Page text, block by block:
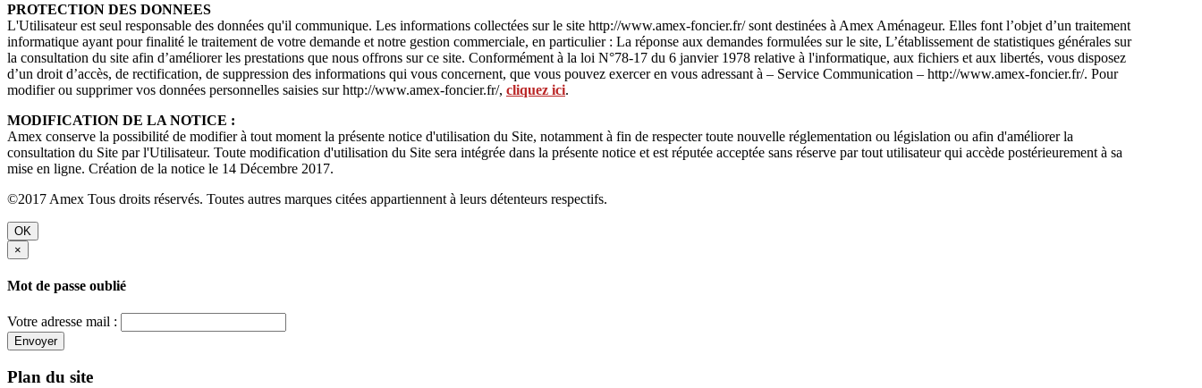
PROTECTION DES DONNEES
L'Utilisateur est seul responsable des données qu'il communique. Les informations collectées sur le site http://www.amex-foncier.fr/ sont destinées à Amex Aménageur. Elles font l’objet d’un traitement
informatique ayant pour finalité le traitement de votre demande et notre gestion commerciale, en particulier : La réponse aux demandes formulées sur le site, L’établissement de statistiques générales sur
la consultation du site afin d’améliorer les prestations que nous offrons sur ce site. Conformément à la loi N°78-17 du 6 janvier 1978 relative à l'informatique, aux fichiers et aux libertés, vous disposez
d’un droit d’accès, de rectification, de suppression des informations qui vous concernent, que vous pouvez exercer en vous adressant à – Service Communication – http://www.amex-foncier.fr/. Pour
modifier ou supprimer vos données personnelles saisies sur http://www.amex-foncier.fr/, cliquez ici.
MODIFICATION DE LA NOTICE :
Amex conserve la possibilité de modifier à tout moment la présente notice d'utilisation du Site, notamment à fin de respecter toute nouvelle réglementation ou législation ou afin d'améliorer la
consultation du Site par l'Utilisateur. Toute modification d'utilisation du Site sera intégrée dans la présente notice et est réputée acceptée sans réserve par tout utilisateur qui accède postérieurement à sa
mise en ligne. Création de la notice le 14 Décembre 2017.
©2017 Amex Tous droits réservés. Toutes autres marques citées appartiennent à leurs détenteurs respectifs.
OK
×
Mot de passe oublié
Votre adresse mail :
Envoyer
Plan du site